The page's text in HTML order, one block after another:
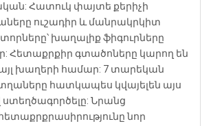
Հատուկ փայտե քերիչի
ուշադիր և մանրակրկիտ
խաղալիք ֆիգուրները
Հետաքրքիր գտածոները կարող են
խաղերի համար: 7 տարեկան
հատկապես կվայելեն այս
Նրանց
նոր